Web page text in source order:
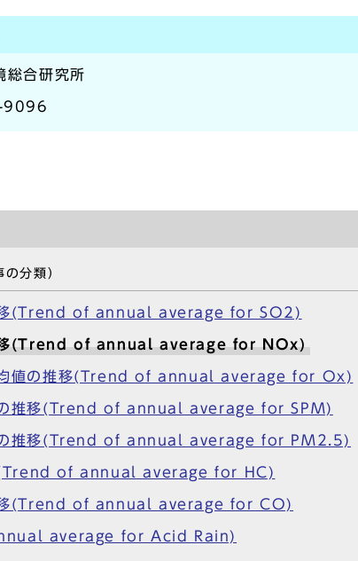
総合研究所
9096
の分類）
移(Trend of annual average for SO2)
移(Trend of annual average for NOx)
均値の推移(Trend of annual average for Ox)
の推移(Trend of annual average for SPM)
の推移(Trend of annual average for PM2.5)
(Trend of annual average for HC)
移(Trend of annual average for CO)
average for Acid Rain)